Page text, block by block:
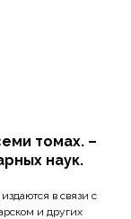
томах. –
наук.
в связи с
и других